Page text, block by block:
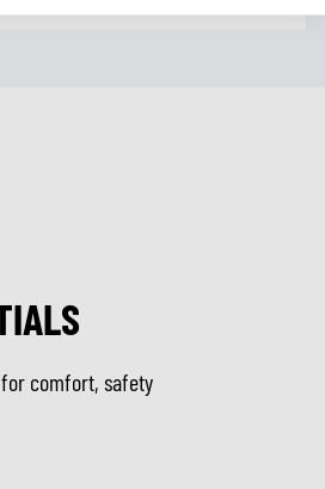
comfort, safety